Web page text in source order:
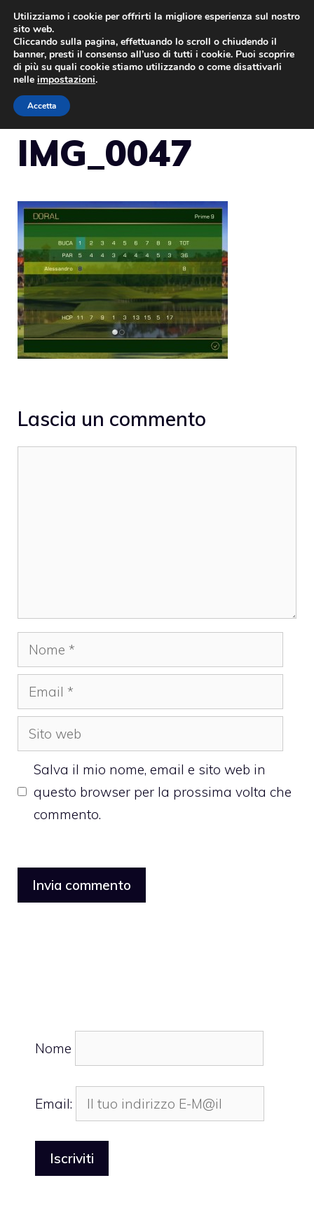
Vai
contenuto
IMG_0047
Lascia un commento
Nome
Email
Sito
web
Salva il mio nome, email e sito web in
questo browser per la prossima volta che
commento.
Nome
Email:
Utilizziamo i cookie per offrirti la migliore esperienza sul nostro
sito web.
Cliccando sulla pagina, effettuando lo scroll o chiudendo il
banner, presti il consenso all’uso di tutti i cookie. Puoi scoprire
di più su quali cookie stiamo utilizzando o come disattivarli
nelle impostazioni.
Accetta